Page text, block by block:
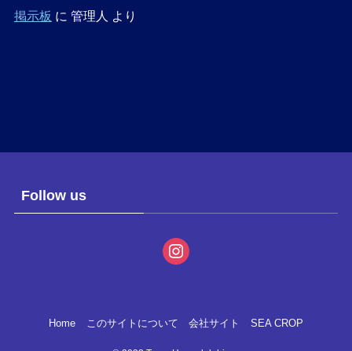
掲示板 に 管理人 より
Follow us
instagram
Home このサイトについて 会社サイト SEA CROP